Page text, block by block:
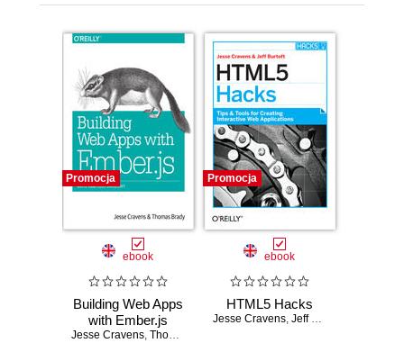
Promocja
ebook
Building Web Apps
with Ember.js
Jesse Cravens, Thomas Q Brady
Promocja
ebook
HTML5 Hacks
Jesse Cravens, Jeff Burtoft